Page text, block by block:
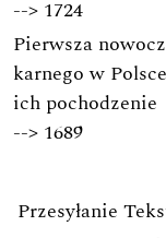
--> 1724
Pierwsza
karnego w
ich pochodzenie
--> 1689
Przesyłanie